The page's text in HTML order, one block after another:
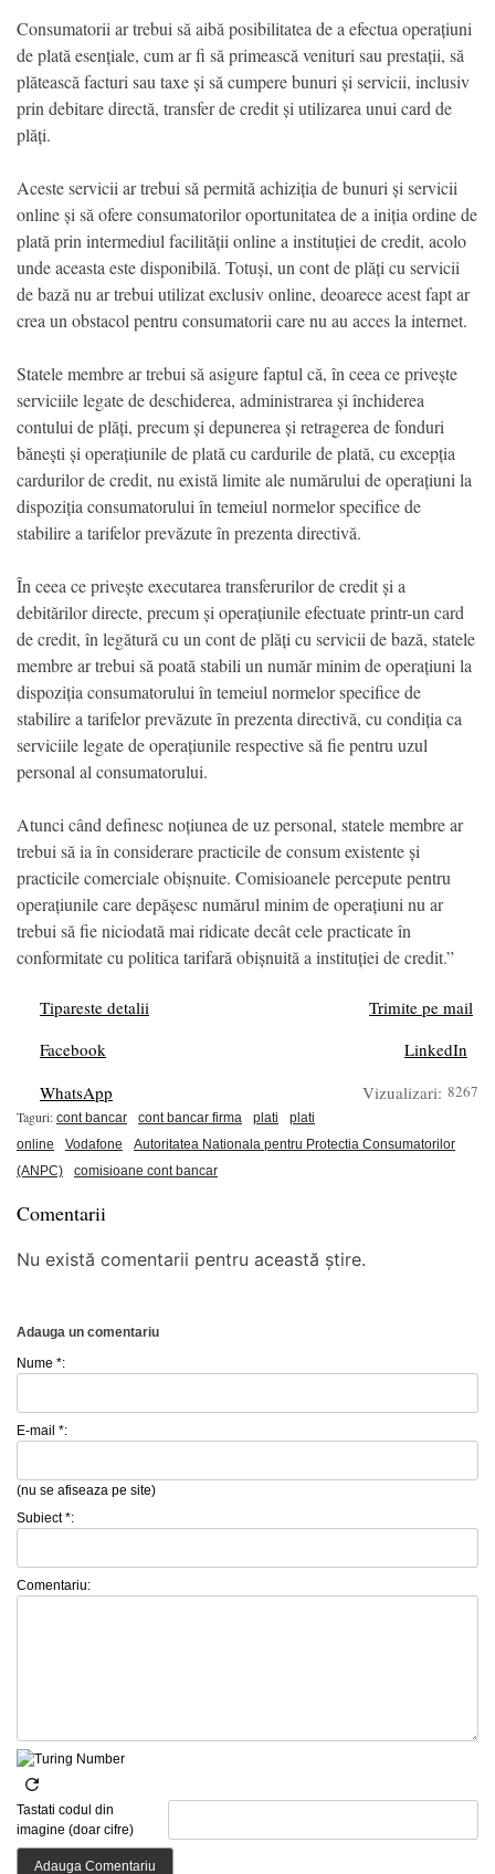
Consumatorii ar trebui să aibă posibilitatea de a efectua operațiuni
de plată esențiale, cum ar fi să primească venituri sau prestații, să
plătească facturi sau taxe și să cumpere bunuri și servicii, inclusiv
prin debitare directă, transfer de credit și utilizarea unui card de
plăți.
Aceste servicii ar trebui să permită achiziția de bunuri și servicii
online și să ofere consumatorilor oportunitatea de a iniția ordine de
plată prin intermediul facilității online a instituției de credit, acolo
unde aceasta este disponibilă. Totuși, un cont de plăți cu servicii
de bază nu ar trebui utilizat exclusiv online, deoarece acest fapt ar
crea un obstacol pentru consumatorii care nu au acces la internet.
Statele membre ar trebui să asigure faptul că, în ceea ce privește
serviciile legate de deschiderea, administrarea și închiderea
contului de plăți, precum și depunerea și retragerea de fonduri
bănești și operațiunile de plată cu cardurile de plată, cu excepția
cardurilor de credit, nu există limite ale numărului de operațiuni la
dispoziția consumatorului în temeiul normelor specifice de
stabilire a tarifelor prevăzute în prezenta directivă.
În ceea ce privește executarea transferurilor de credit și a
debitărilor directe, precum și operațiunile efectuate printr-un card
de credit, în legătură cu un cont de plăți cu servicii de bază, statele
membre ar trebui să poată stabili un număr minim de operațiuni la
dispoziția consumatorului în temeiul normelor specifice de
stabilire a tarifelor prevăzute în prezenta directivă, cu condiția ca
serviciile legate de operațiunile respective să fie pentru uzul
personal al consumatorului.
Atunci când definesc noțiunea de uz personal, statele membre ar
trebui să ia în considerare practicile de consum existente și
practicile comerciale obișnuite. Comisioanele percepute pentru
operațiunile care depășesc numărul minim de operațiuni nu ar
trebui să fie niciodată mai ridicate decât cele practicate în
conformitate cu politica tarifară obișnuită a instituției de credit.”
Tipareste detalii
Trimite pe mail
Facebook
LinkedIn
WhatsApp
Vizualizari: 8267
Taguri: cont bancar cont bancar firma plati
plati
online
Vodafone
Autoritatea Nationala pentru Protectia Consumatorilor
(ANPC)
comisioane cont bancar
Comentarii
Nu există comentarii pentru această știre.
Adauga un comentariu
Nume *:
E-mail *:
(nu se afiseaza pe site)
Subiect *:
Comentariu:
Tastati codul din
imagine (doar cifre)